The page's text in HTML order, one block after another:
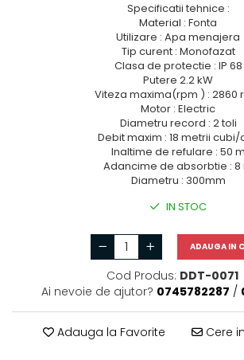
Specificatii tehnice :
Material : Fonta
Utilizare : Apa menajera
Tip curent : Monofazat
Clasa de protectie : IP 68
Putere 2.2 kW
Viteza maxima(rpm ) : 2860
Motor : Electric
Diametru record : 2 toli
Debit maxim : 18 metrii cubi/
Inaltime de refulare : 50 m
Adancime de absorbtie : 8
Diametru : 300mm
IN STOC
ADAUGA IN
Cod Produs: DDT-0071
Ai nevoie de ajutor? 0745782287 /
Adauga la Favorite Cere